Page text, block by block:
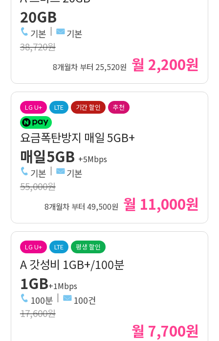
20GB
기본 기본
38,720원
8개월차 부터 25,520원 월 2,200원
LG U+ LTE 기간 할인 추천
요금폭탄방지 매일 5GB+
매일5GB +5Mbps
기본 기본
55,000원
8개월차 부터 49,500원 월 11,000원
LG U+ LTE 평생 할인
A 갓성비 1GB+/100분
1GB+1Mbps
100분 100건
17,600원
월 7,700원